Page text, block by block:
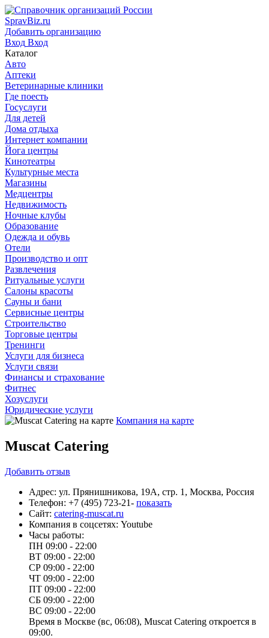
SpravBiz.ru
Добавить организацию
Вход Вход
Каталог
Авто
Аптеки
Ветеринарные клиники
Где поесть
Госуслуги
Для детей
Дома отдыха
Интернет компании
Йога центры
Кинотеатры
Культурные места
Магазины
Медцентры
Недвижимость
Ночные клубы
Образование
Одежда и обувь
Отели
Производство и опт
Развлечения
Ритуальные услуги
Салоны красоты
Сауны и бани
Сервисные центры
Строительство
Торговые центры
Тренинги
Услуги для бизнеса
Услуги связи
Финансы и страхование
Фитнес
Хозуслуги
Юридические услуги
Компания на карте
Muscat Catering
Добавить отзыв
Адрес: ул. Прянишникова, 19А, стр. 1, Москва, Россия
Телефон: +7 (495) 723-21- показать
Сайт: catering-muscat.ru
Компания в соцсетях: Youtube
Часы работы:
ПН 09:00 - 22:00
ВТ 09:00 - 22:00
СР 09:00 - 22:00
ЧТ 09:00 - 22:00
ПТ 09:00 - 22:00
СБ 09:00 - 22:00
ВС 09:00 - 22:00
Время в Москве (вс, 06:08), Muscat Catering откроется в
09:00.